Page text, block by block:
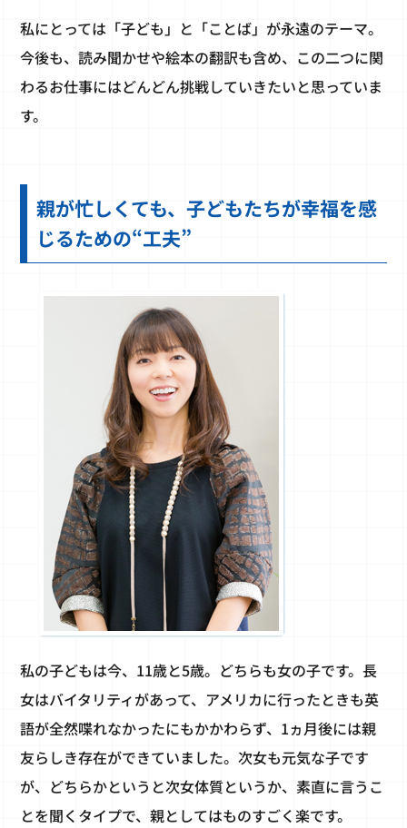
私にとっては「子ども」と「ことば」が永遠のテーマ。
今後も、読み聞かせや絵本の翻訳も含め、この二つに関
わるお仕事にはどんどん挑戦していきたいと思っていま
す。
親が忙しくても、子どもたちが幸福を感
じるための“工夫”
私の子どもは今、11歳と5歳。どちらも女の子です。長
女はバイタリティがあって、アメリカに行ったときも英
語が全然喋れなかったにもかかわらず、1ヵ月後には親
友らしき存在ができていました。次女も元気な子です
が、どちらかというと次女体質というか、素直に言うこ
とを聞くタイプで、親としてはものすごく楽です。